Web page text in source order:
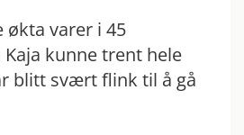
økta varer i 45
kunne trent hele
blitt svært flink til å gå